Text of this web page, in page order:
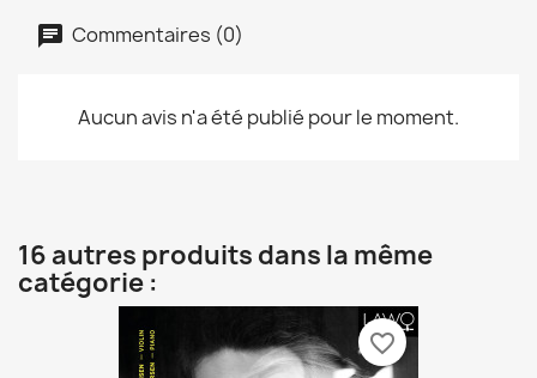
Commentaires (0)
Aucun avis n'a été publié pour le moment.
16 autres produits dans la même
catégorie :
favorite_border